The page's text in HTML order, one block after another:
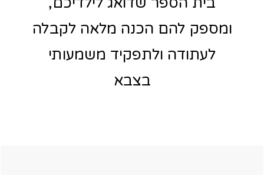
ומספק להם הכנה מלאה לקבלה
לעתודה ולתפקיד משמעותי
בצבא